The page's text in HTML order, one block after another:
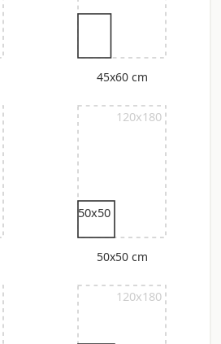
45x60 cm
120x180
50x50
50x50 cm
120x180